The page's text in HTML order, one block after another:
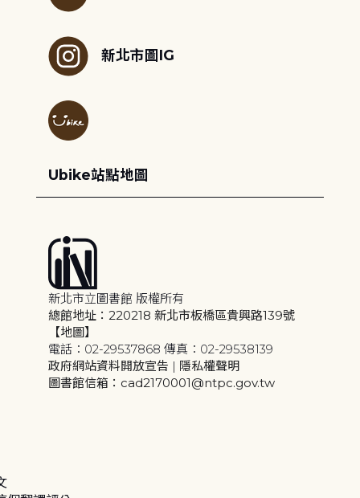
新北市圖IG
Ubike站點地圖
新北市立圖書館 版權所有
總館地址：220218 新北市板橋區貴興路139號
【地圖】
電話：02-29537868 傳真：02-29538139
政府網站資料開放宣告 | 隱私權聲明
圖書館信箱：cad2170001@ntpc.gov.tw